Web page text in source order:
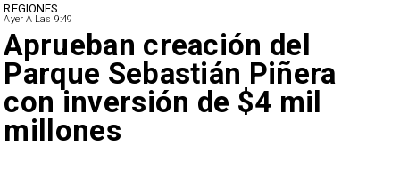
REGIONES
Ayer A Las 9:49
Aprueban creación del
Parque Sebastián Piñera
con inversión de $4 mil
millones